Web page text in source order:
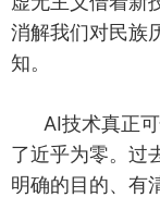
消解我们对民族
知。
AI技术真正
了近乎为零。过
明确的目的、有